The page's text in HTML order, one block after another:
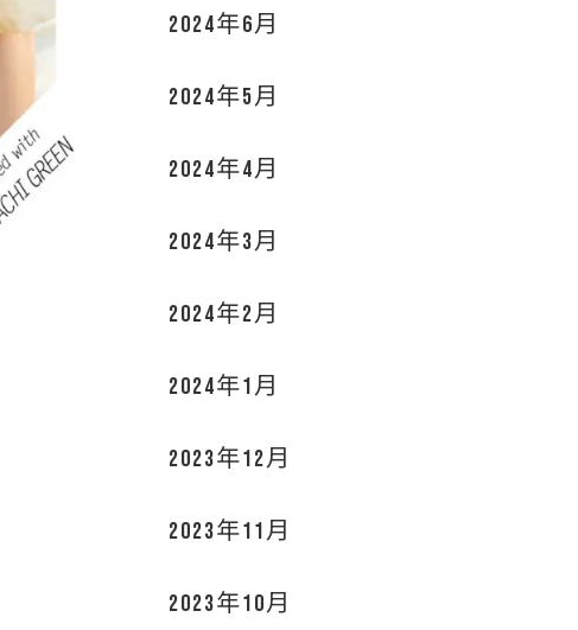
2024年6月
2024年5月
2024年4月
2024年3月
2024年2月
2024年1月
2023年12月
2023年11月
2023年10月